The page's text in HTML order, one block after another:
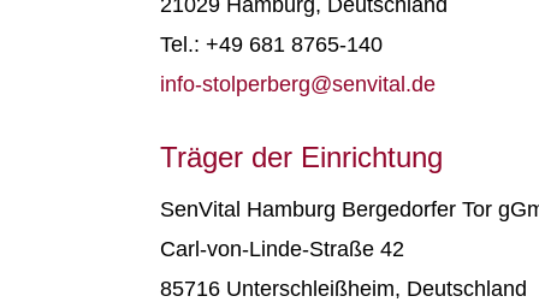
21029 Hamburg, Deutschland
Tel.: +49 681 8765-140
info-stolperberg@senvital.de
Träger der Einrichtung
SenVital Hamburg Bergedorfer Tor
Carl-von-Linde-Straße 42
85716 Unterschleißheim, Deutschland